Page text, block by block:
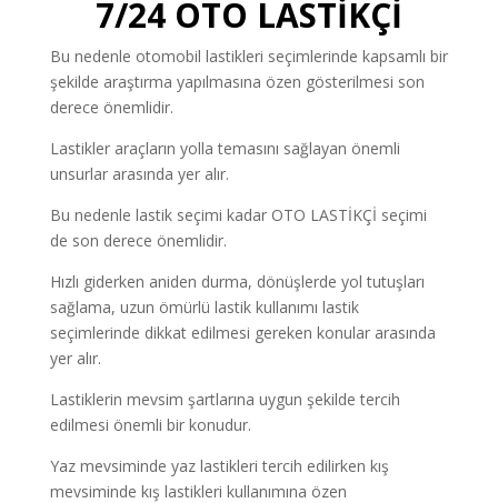
7/24 OTO LASTİKÇİ
Bu nedenle otomobil lastikleri seçimlerinde kapsamlı bir
şekilde araştırma yapılmasına özen gösterilmesi son
derece önemlidir.
Lastikler araçların yolla temasını sağlayan önemli
unsurlar arasında yer alır.
Bu nedenle lastik seçimi kadar OTO LASTİKÇİ seçimi
de son derece önemlidir.
Hızlı giderken aniden durma, dönüşlerde yol tutuşları
sağlama, uzun ömürlü lastik kullanımı lastik
seçimlerinde dikkat edilmesi gereken konular arasında
yer alır.
Lastiklerin mevsim şartlarına uygun şekilde tercih
edilmesi önemli bir konudur.
Yaz mevsiminde yaz lastikleri tercih edilirken kış
mevsiminde kış lastikleri kullanımına özen